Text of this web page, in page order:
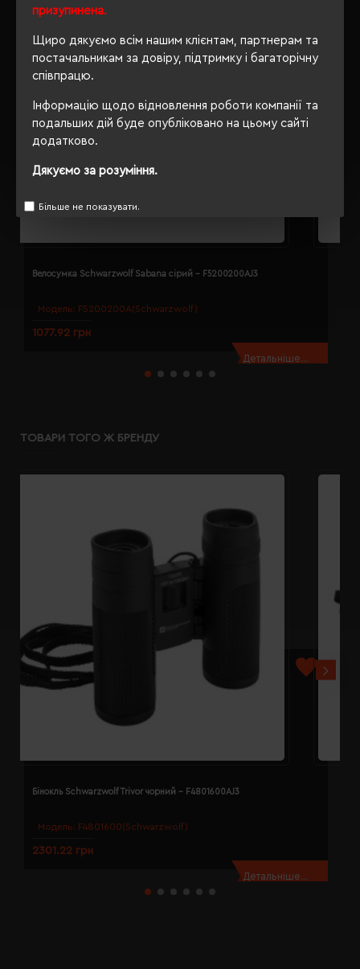
призупинена.
Щиро дякуємо всім нашим клієнтам, партнерам та
постачальникам за довіру, підтримку і багаторічну
співпрацю.
Інформацію щодо відновлення роботи компанії та
подальших дій буде опубліковано на цьому сайті
додатково.
Дякуємо за розуміння.
Більше не показувати.
Модель: F5200200A(Schwarzwolf)
Велосумка Schwarzwolf Sabana сірий - F5200200AJ3
1077.92 грн
Детальніше...
ТОВАРИ ТОГО Ж БРЕНДУ
Модель: F4801600(Schwarzwolf)
Бінокль Schwarzwolf Trivor чорний - F4801600AJ3
2301.22 грн
Детальніше...